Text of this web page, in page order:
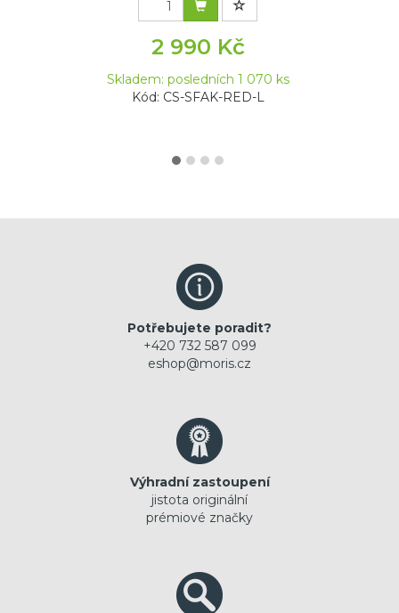
2 990 Kč
Skladem: posledních 1 070 ks
Kód: CS-SFAK-RED-L
Potřebujete poradit?
+420 732 587 099
eshop@moris.cz
Výhradní zastoupení
jistota originální
prémiové značky